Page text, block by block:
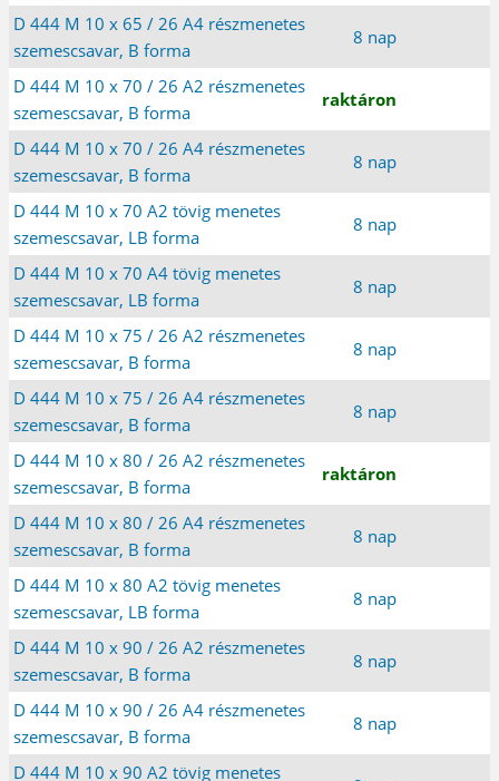
D 444 M 10 x 65 / 26 A4 részmenetes
szemescsavar, B forma
8 nap
D 444 M 10 x 70 / 26 A2 részmenetes
szemescsavar, B forma
raktáron
D 444 M 10 x 70 / 26 A4 részmenetes
szemescsavar, B forma
8 nap
D 444 M 10 x 70 A2 tövig menetes
szemescsavar, LB forma
8 nap
D 444 M 10 x 70 A4 tövig menetes
szemescsavar, LB forma
8 nap
D 444 M 10 x 75 / 26 A2 részmenetes
szemescsavar, B forma
8 nap
D 444 M 10 x 75 / 26 A4 részmenetes
szemescsavar, B forma
8 nap
D 444 M 10 x 80 / 26 A2 részmenetes
szemescsavar, B forma
raktáron
D 444 M 10 x 80 / 26 A4 részmenetes
szemescsavar, B forma
8 nap
D 444 M 10 x 80 A2 tövig menetes
szemescsavar, LB forma
8 nap
D 444 M 10 x 90 / 26 A2 részmenetes
szemescsavar, B forma
8 nap
D 444 M 10 x 90 / 26 A4 részmenetes
szemescsavar, B forma
8 nap
D 444 M 10 x 90 A2 tövig menetes